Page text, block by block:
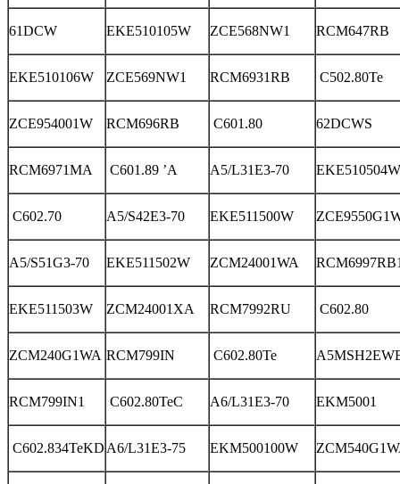
61DCW EKE510105W ZCE568NW1 RCM647RB
EKE510106W ZCE569NW1 RCM6931RB C502.80Te
ZCE954001W RCM696RB C601.80 62DCWS
RCM6971MA C601.89 ’A A5/L31E3-70 EKE510504W
C602.70 A5/S42E3-70 EKE511500W
A5/S51G3-70 EKE511502W ZCM24001WA
EKE511503W ZCM24001XA RCM7992RU C602.80
ZCM240G1WA RCM799IN C602.80Te
RCM799IN1 C602.80TeC A6/L31E3-70 EKM5001
C602.834TeKD A6/L31E3-75 EKM500100W